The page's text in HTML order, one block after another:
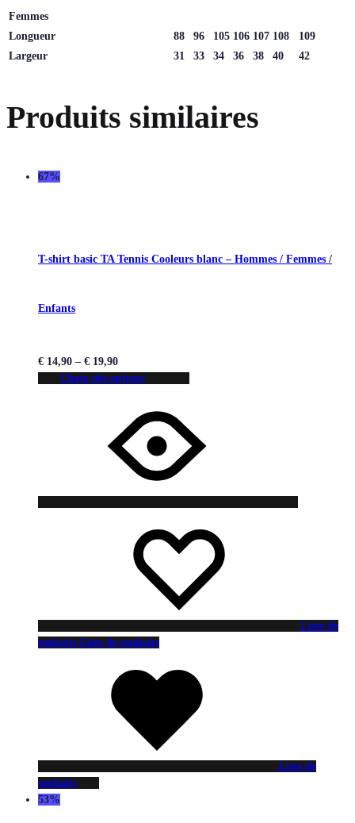
Femmes
Longueur
88 96 105 106 107 108
109
Largeur
31 33 34 36 38 40 42
Produits similaires
67%
T-shirt basic TA Tennis Cooleurs blanc – Hommes / Femmes /
Enfants
€ 14,90 – € 19,90
Choix des options
Liste de
souhaits Liste de souhaits
Liste de
souhaits
53%